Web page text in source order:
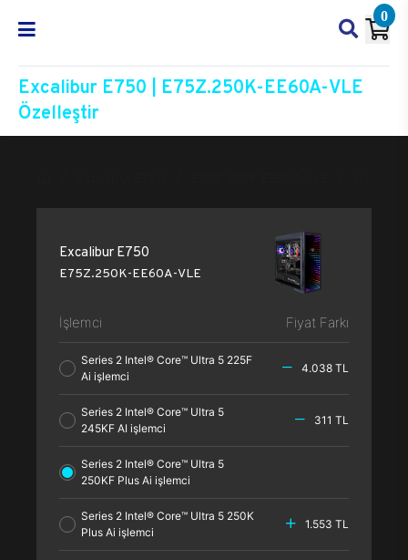
0
Excalibur E750 | E75Z.250K-EE60A-VLE
Özelleştir
Excalibur E750
E75Z.250K-EE60A-VLE
İşlemci Fiyat Farkı
Series 2 Intel® Core™ Ultra 5 225F
Ai işlemci
4.038 TL
Series 2 Intel® Core™ Ultra 5
245KF AI işlemci
311 TL
Series 2 Intel® Core™ Ultra 5
250KF Plus Ai işlemci
Series 2 Intel® Core™ Ultra 5 250K
Plus Ai işlemci
1.553 TL